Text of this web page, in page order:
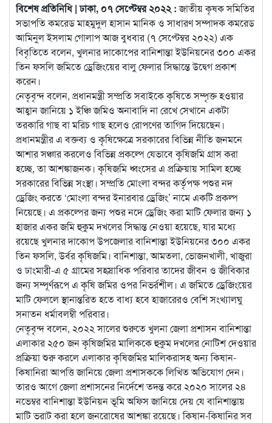
বিশেষ প্রতিনিধি | ঢাকা, ০৭ সেপ্টেম্বর ২০২২ :জাতীয় কৃষক সমিতির
সভাপতি কমরেড মাহমুদুল হাসান মানিক ও সাধারণ সম্পাদক কমরেড
আমিনুল ইসলাম গোলাপ আজ বুধবার (৭ সেপ্টেম্বর ২০২২) এক
বিবৃতিতে বলেন, খুলনারদাকোপের বানিশান্তা ইউনিয়নের ৩০০ একর
তিন ফসলি জমিতে ড্রেজিংয়ের বালু ফেলার সিদ্ধান্তে উদ্বেগ প্রকাশ
করেন।
নেতৃবৃন্দ বলেন, প্রধানমন্ত্রী সম্প্রতি সবাইকে কৃষিতে সম্পৃক্ত হওয়ার
আহ্বান জানিয়ে ১ ইঞ্চি জমিও অনাবাদি না রেখে সেখানে একটা
তরকারি গাছ বা মরিচ গাছ হলেও রোপণের তাগিদ দিয়েছেন।
প্রধানমন্ত্রীর এ বক্তব্য ও কৃষিক্ষেত্রে সরকারের বিভিন্ন নীতি জনমনে
আশার সঞ্চার করলেও বিভিন্ন প্রকল্পে যেভাবে কৃষিজমি গ্রাস করা
হচ্ছে, তা আশঙ্কাজনক। কৃষিজমি ধ্বংসের এ প্রক্রিয়ায় সামিল হচ্ছে
সরকারের বিভিন্ন সংস্থা। সম্প্রতি মোংলা বন্দর কর্তৃপক্ষ পশুর নদ
ড্রেজিং করতে ‘মোংলা বন্দর ইনারবার ড্রেজিং’ নামে একটি প্রকল্প
নিয়েছে। এ প্রকল্পের জন্য পশুর নদে ড্রেজিং করা মাটি ফেলার জন্য ১
হাজার একর জমি হুকুম দখলের সিদ্ধান্ত নেওয়া হয়েছে, যার মধ্যে
রয়েছে খুলনার দাকোপ উপজেলার বানিশান্তা ইউনিয়নের ৩০০ একর
তিন ফসলি, উর্বর কৃষিজমি। বানিশান্তা, আমতলা, ভোজনখালী, খাজুরা
ও ঢাংমারী-এ ৫ গ্রামের সহস্রাধিক পরিবার তাদের জীবন ও জীবিকার
জন্য সম্পূর্ণরূপে এ কৃষি জমির ওপর নিভর্রশীল। এ জমিতে ড্রেজিংয়ের
মাটি ফেললে স্থানান্তরিত হতে বাধ্য হবে হাজারেরও বেশি সংখ্যালঘু
সনাতন ধর্মাবলম্বী পরিবার।
নেতৃবৃন্দ বলেন, ২০২২ সালের শুরুতে খুলনা জেলা প্রশাসন বানিশান্তা
এলাকার ২৫০ জন কৃষিজমির মালিককে হুকুম দখলের নোটিশ দেওয়ার
প্রক্রিয়া শুরু করলে এলাকার কৃষিজমির মালিকরাসহ অন্য কিষান-
কিষানিরা আপত্তি জানিয়ে জেলা প্রশাসককে লিখিত অভিযোগ দেন।
তারও আগে জেলা প্রশাসনের নির্দেশে তদন্ত করে ২০২০ সালের ২৪
নভেম্বর বানিশান্তা ইউনিয়ন ভূমি অফিস জানিয়ে দেয় যে বানিশান্তায়
মাটি ভরাট করা হলে জনরোষের আশঙ্কা রয়েছে। কিষান-কিষানির সব